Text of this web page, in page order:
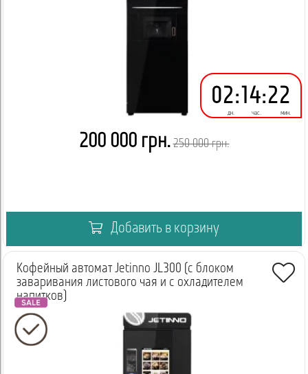
02
дн.
: 14
час.
:22
мин.
200 000 грн. 250 000 грн.
Добавить в корзину
Кофейный автомат Jetinno JL300 (с блоком
заваривания листового чая и с охладителем
напитков)